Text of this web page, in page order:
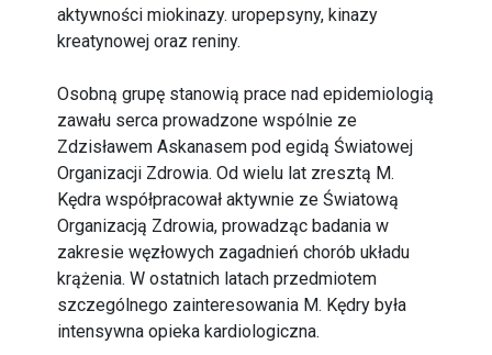
aktywności miokinazy. uropepsyny, kinazy
kreatynowej oraz reniny.
Osobną grupę stanowią prace nad epidemiologią
zawału serca prowadzone wspólnie ze
Zdzisławem Askanasem pod egidą Światowej
Organizacji Zdrowia. Od wielu lat zresztą M.
Kędra współpracował aktywnie ze Światową
Organizacją Zdrowia, prowadząc badania w
zakresie węzłowych zagadnień chorób układu
krążenia. W ostatnich latach przedmiotem
szczególnego zainteresowania M. Kędry była
intensywna opieka kardiologiczna.